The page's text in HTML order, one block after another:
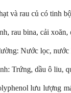
và rau củ có tinh
rau bina, cải
Nước lọc, nước
Trứng, dầu ô liu,
lưu lượng